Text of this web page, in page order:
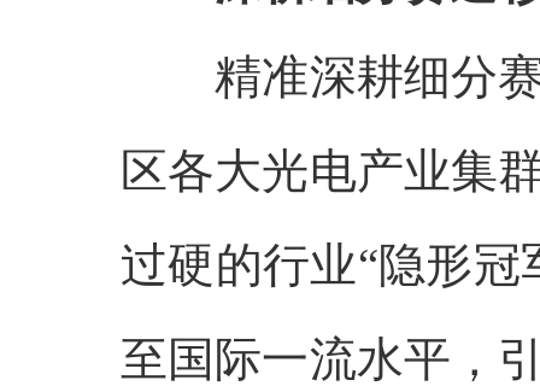
精准深耕细分
区各大光电产业集
过硬的行业“隐形冠
至国际一流水平，